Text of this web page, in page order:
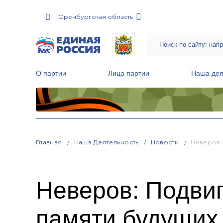
Оренбургская область
О партии Лица партии Наша
Главная Наша Деятельность Новости
Неверов: